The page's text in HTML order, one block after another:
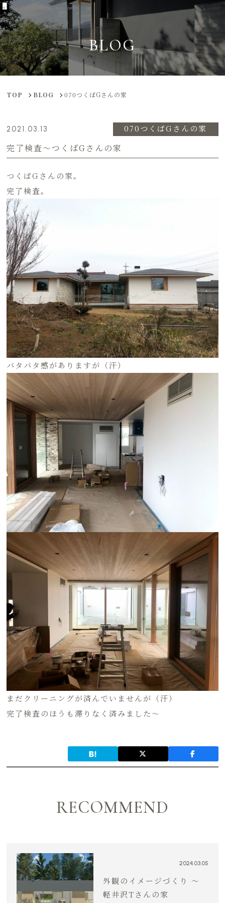
BLOG
TOP BLOG 070つくばGさんの家
2021.03.13 070つくばGさんの家
完了検査〜つくばGさんの家
つくばGさんの家。
完了検査。
バタバタ感がありますが（汗）
まだクリーニングが済んでいませんが（汗）
完了検査のほうも滞りなく済みました〜
RECOMMEND
2024.03.05
外観のイメージづくり 〜
軽井沢Tさんの家